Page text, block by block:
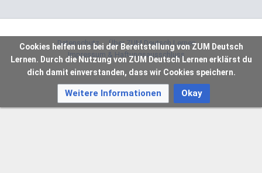
Datenschutz
Über ZUM Deutsch Lernen
Impressum & Haftungsausschluss
Cookies helfen uns bei der Bereitstellung von ZUM Deutsch
Lernen. Durch die Nutzung von ZUM Deutsch Lernen erklärst du
dich damit einverstanden, dass wir Cookies speichern.
Weitere Informationen Okay